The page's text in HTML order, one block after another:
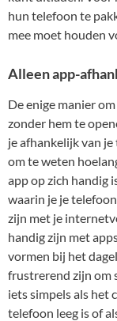
hun telefoon te
mee moet houden
Alleen app-
De enige manier
zonder hem te
je afhankelijk van
om te weten
app op zich handig
waarin je je
zijn met je
handig zijn met
vormen bij het
frustrerend zijn om
iets simpels als het
telefoon leeg is of